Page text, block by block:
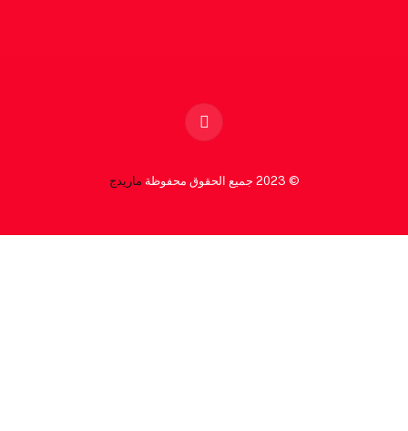
Facebook
© 2023 جميع الحقوق محفوظة ماريدج